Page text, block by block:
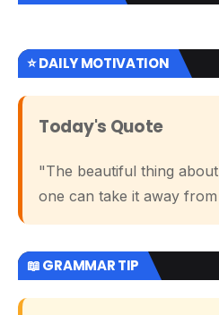
⭐ DAILY MOTIVATION
Today's Quote
"The beautiful thing
one can take it away
📖 GRAMMAR TIP